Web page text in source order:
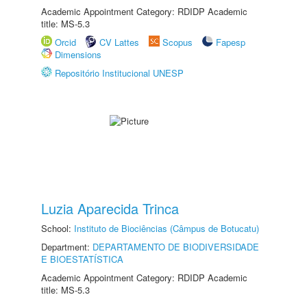
Academic Appointment Category: RDIDP Academic
title: MS-5.3
Orcid
CV Lattes Scopus
Fapesp
Dimensions
Repositório Institucional UNESP
Luzia Aparecida Trinca
School: Instituto de Biociências (Câmpus de Botucatu)
Department: DEPARTAMENTO DE BIODIVERSIDADE
E BIOESTATÍSTICA
Academic Appointment Category: RDIDP Academic
title: MS-5.3